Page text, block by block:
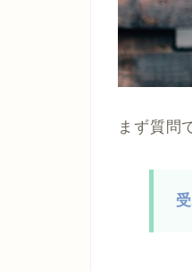
まず質問